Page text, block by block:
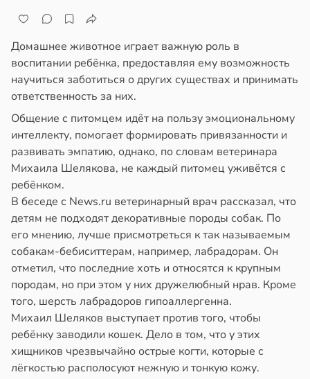
в21:42
Домашнее животное играет важную роль в
воспитании ребёнка, предоставляя ему возможность
научиться заботиться о других существах и принимать
ответственность за них.
Общение с питомцем идёт на пользу эмоциональному
интеллекту, помогает формировать привязанности и
развивать эмпатию, однако, по словам ветеринара
Михаила Шелякова, не каждый питомец уживётся с
ребёнком.
В беседе с News.ru ветеринарный врач рассказал, что
детям не подходят декоративные породы собак. По
его мнению, лучше присмотреться к так называемым
собакам-бебиситтерам, например, лабрадорам. Он
отметил, что последние хоть и относятся к крупным
породам, но при этом у них дружелюбный нрав. Кроме
того, шерсть лабрадоров гипоаллергенна.
Михаил Шеляков выступает против того, чтобы
ребёнку заводили кошек. Дело в том, что у этих
хищников чрезвычайно острые когти, которые с
лёгкостью располосуют нежную и тонкую кожу.
в16:23
в17:40